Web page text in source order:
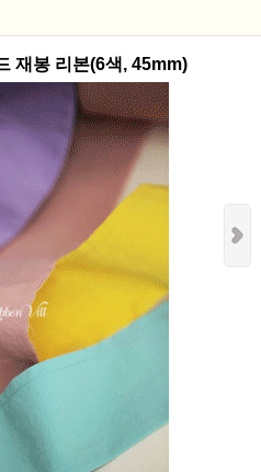
재봉 리본(6색, 45mm)